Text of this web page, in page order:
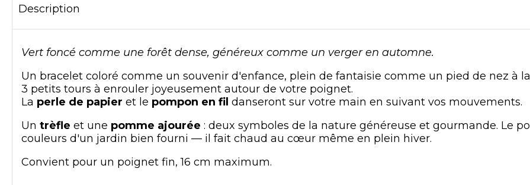
Description
Vert foncé comme une forêt dense, généreux comme un verger en automne.
Un bracelet coloré comme un souvenir d'enfance, plein de fantaisie comme un pied de nez à
3 petits tours à enrouler joyeusement autour de votre poignet.
La perle de papier et le pompon en fil danseront sur votre main en suivant vos mouvements.
Un trèfle et une pomme ajourée : deux symboles de la nature généreuse et gourmande. Le
couleurs d'un jardin bien fourni — il fait chaud au cœur même en plein hiver.
Convient pour un poignet fin, 16 cm maximum.